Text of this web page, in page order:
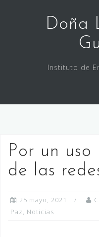
Doña
Instituto de
Por un uso
de las
25 mayo, 2021
Paz, Noticias